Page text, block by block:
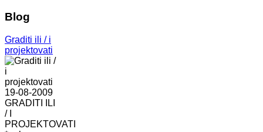
Blog
Graditi ili / i
projektovati
19-08-2009
GRADITI ILI
/ I
PROJEKTOVATI